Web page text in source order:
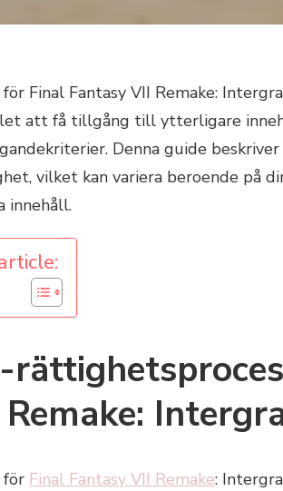
Final Fantasy VII Remake:
att få tillgång till ytterligare
Denna guide
vilket kan variera beroende på
innehåll.
för Final Fantasy VII Remake: